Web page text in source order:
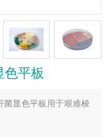
色平板
菌显色平板用于艰难梭